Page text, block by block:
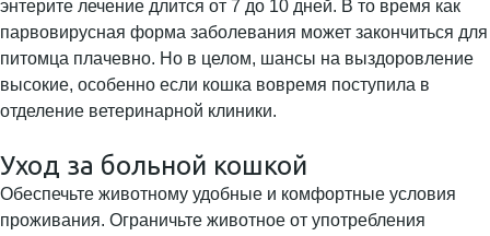
энтерите лечение длится от 7 до 10 дней. В то время как
парвовирусная форма заболевания может закончиться для
питомца плачевно. Но в целом, шансы на выздоровление
высокие, особенно если кошка вовремя поступила в
отделение ветеринарной клиники.
Уход за больной кошкой
Обеспечьте животному удобные и комфортные условия
проживания. Ограничьте животное от употребления